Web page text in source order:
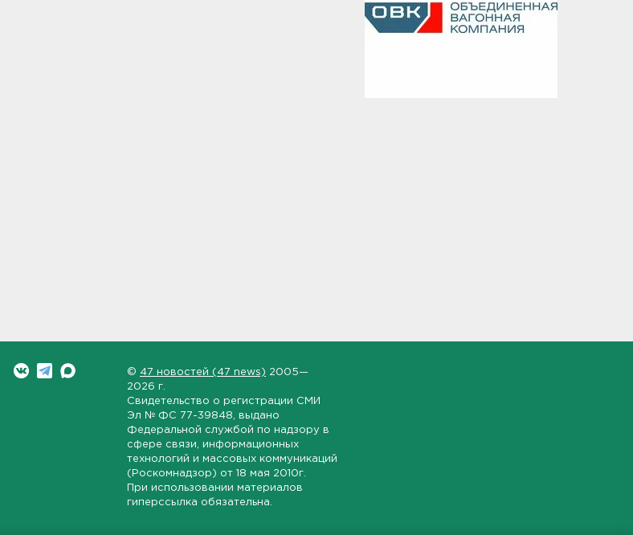
© 47 новостей (47 news) 2005—
2026 г.
Свидетельство о регистрации СМИ
Эл № ФС 77-39848 , выдано
Федеральной службой по надзору в
сфере связи, информационных
технологий и массовых коммуникаций
(Роскомнадзор) от 18 мая 2010г.
При использовании материалов
гиперссылка обязательна.